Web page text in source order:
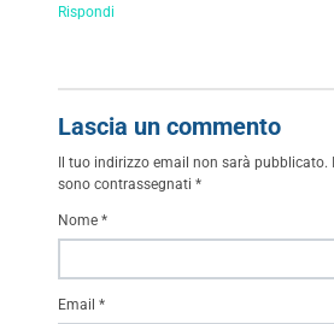
Rispondi
Lascia un commento
Il tuo indirizzo email non sarà pubblicato.
sono contrassegnati *
Nome *
Email *